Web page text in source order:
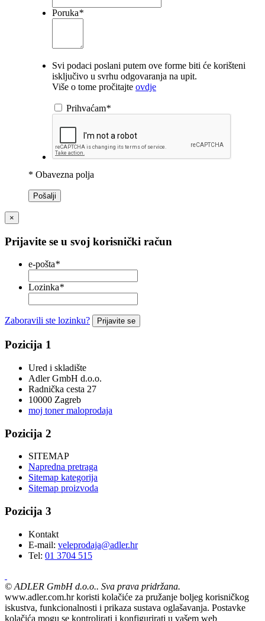
Poruka*
Svi podaci poslani putem ove forme biti će korišteni
isključivo u svrhu odgovaranja na upit.
Više o tome pročitajte ovdje
Prihvaćam*
* Obavezna polja
Pošalji
×
Prijavite se u svoj korisnički račun
e-pošta*
Lozinka*
Zaboravili ste lozinku? Prijavite se
Pozicija 1
Ured i skladište
Adler GmbH d.o.o.
Radnička cesta 27
10000 Zagreb
moj toner maloprodaja
Pozicija 2
SITEMAP
Napredna pretraga
Sitemap kategorija
Sitemap proizvoda
Pozicija 3
Kontakt
E-mail: veleprodaja@adler.hr
Tel: 01 3704 515
© ADLER GmbH d.o.o.. Sva prava pridržana.
www.adler.com.hr koristi kolačiće za pružanje boljeg korisničkog
iskustva, funkcionalnosti i prikaza sustava oglašavanja. Postavke
kolačića mogu se kontrolirati i konfigurirati u vašem web